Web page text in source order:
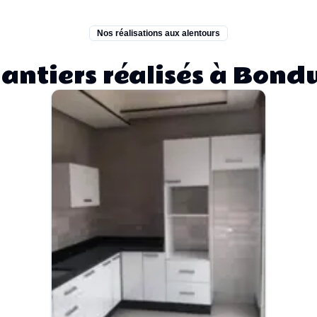
Nos réalisations aux alentours
réalisés à